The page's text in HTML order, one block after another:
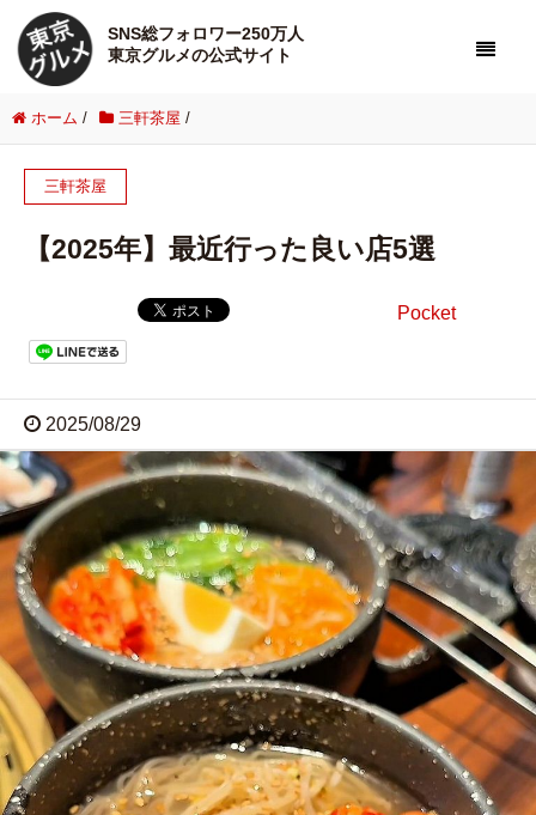
SNS総フォロワー250万人
東京グルメの公式サイト
ホーム / 三軒茶屋 /
三軒茶屋
【2025年】最近行った良い店5選
Pocket
2025/08/29